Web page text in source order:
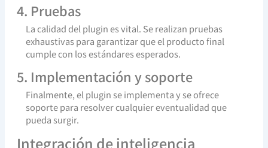
4. Pruebas
La calidad del plugin es vital. Se realizan pruebas
exhaustivas para garantizar que el producto final
cumple con los estándares esperados.
5. Implementación y soporte
Finalmente, el plugin se implementa y se ofrece
soporte para resolver cualquier eventualidad que
pueda surgir.
Integración de inteligencia